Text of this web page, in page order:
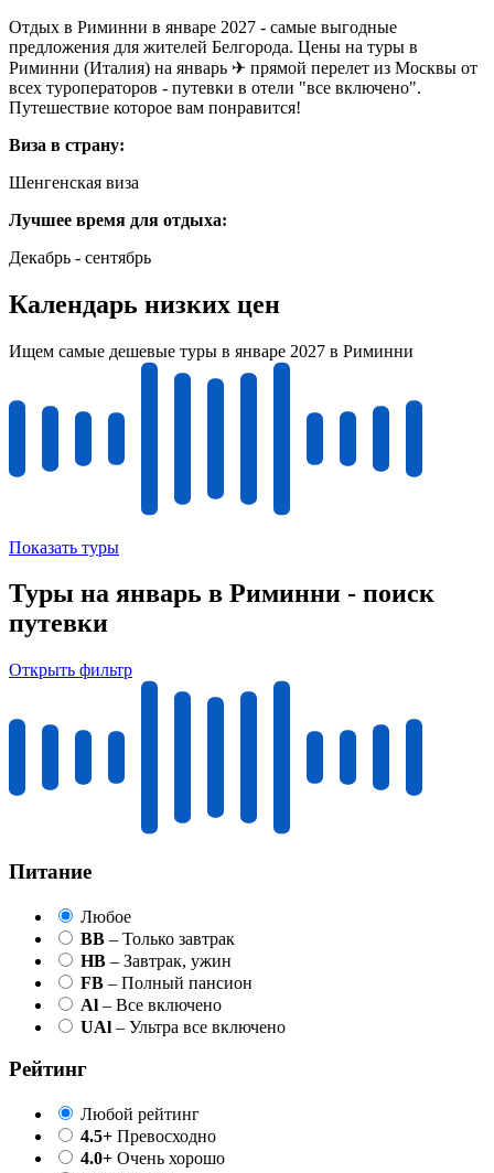
Отдых в Риминни в январе 2027 - самые выгодные
предложения для жителей Белгорода. Цены на туры в
Риминни (Италия) на январь ✈ прямой перелет из Москвы от
всех туроператоров - путевки в отели "все включено".
Путешествие которое вам понравится!
Виза в страну:
Шенгенская виза
Лучшее время для отдыха:
Декабрь - сентябрь
Календарь низких цен
Ищем самые дешевые туры в январе 2027 в Риминни
Показать туры
Туры на январь в Риминни - поиск
путевки
Открыть фильтр
Питание
Любое
BB – Только завтрак
HB – Завтрак, ужин
FB – Полный пансион
Al – Все включено
UAl – Ультра все включено
Рейтинг
Любой рейтинг
4.5+ Превосходно
4.0+ Очень хорошо